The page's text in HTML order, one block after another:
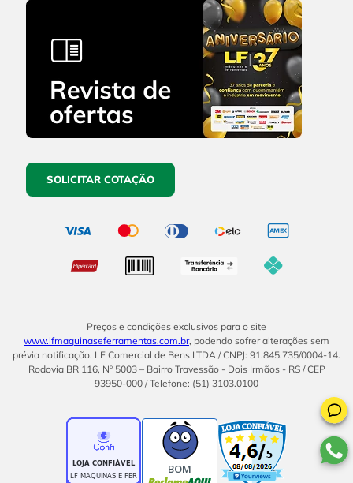
SOLICITAR COTAÇÃO
Preços e condições exclusivos para o site
www.lfmaquinaseferramentas.com.br, podendo sofrer alterações sem
prévia notificação. LF Comercial de Bens LTDA / CNPJ: 91.845.735/0004-14.
Rodovia BR 116, Nº 5003 – Bairro Travessão - Dois Irmãos - RS / CEP
93950-000 / Telefone: (51) 3103.0100
BOM